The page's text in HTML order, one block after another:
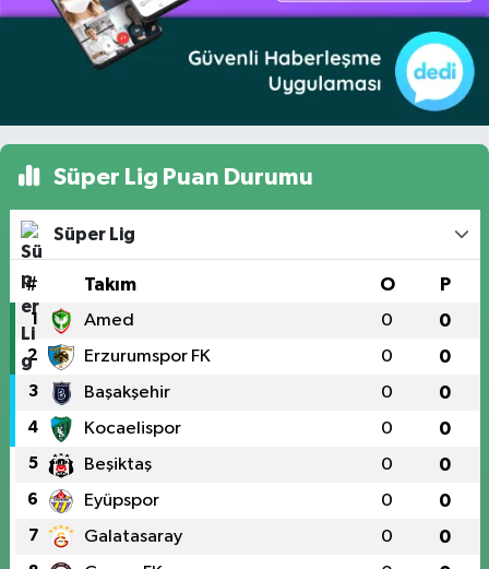
Süper Lig Puan Durumu
Süper Lig
# Takım O P
1 Amed 0 0
2 Erzurumspor FK 0 0
3 Başakşehir 0 0
4 Kocaelispor 0 0
5 Beşiktaş 0 0
6 Eyüpspor 0 0
7 Galatasaray 0 0